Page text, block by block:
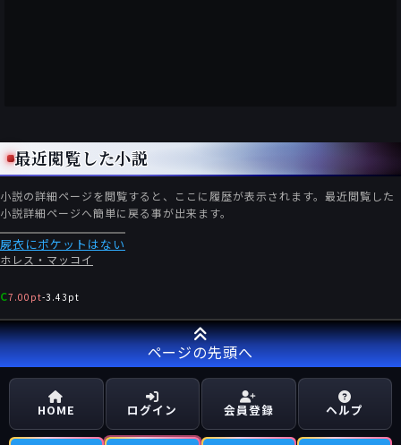
最近閲覧した小説
小説の詳細ページを閲覧すると、ここに履歴が表示されます。最近閲覧した
小説詳細ページへ簡単に戻る事が出来ます。
屍衣にポケットはない
ホレス・マッコイ
C7.00pt-3.43pt
ページの先頭へ
HOME ログイン 会員登録 ヘルプ